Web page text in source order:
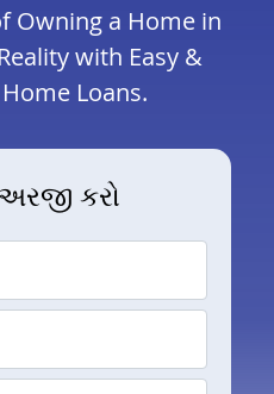
Owning a Home in
with Easy &
Loans.
કરો